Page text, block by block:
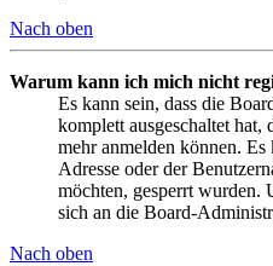
Nach oben
Warum kann ich mich nicht
Es kann sein, dass die
komplett ausgeschaltet hat,
mehr anmelden können.
Adresse oder der
möchten, gesperrt wurden.
sich an die Board-
Nach oben